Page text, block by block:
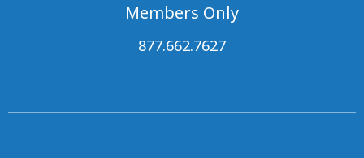
Members Only
877.662.7627